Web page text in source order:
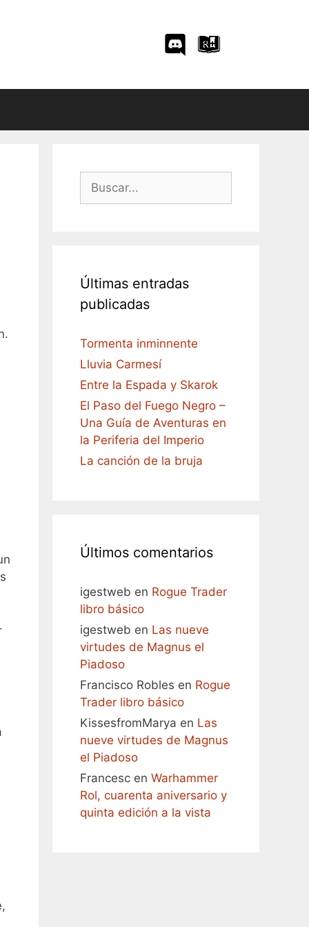
Buscar:
Últimas entradas
publicadas
Tormenta inminnente
Lluvia Carmesí
Entre la Espada y Skarok
El Paso del Fuego Negro –
Una Guía de Aventuras en
la Periferia del Imperio
La canción de la bruja
Últimos comentarios
igestweb en Rogue Trader
libro básico
igestweb en Las nueve
virtudes de Magnus el
Piadoso
Francisco Robles en Rogue
Trader libro básico
KissesfromMarya en Las
nueve virtudes de Magnus
el Piadoso
Francesc en Warhammer
Rol, cuarenta aniversario y
quinta edición a la vista